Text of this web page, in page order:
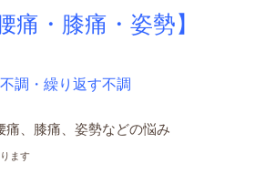
痛・膝痛・姿勢】
調・繰り返す不調
痛、膝痛、姿勢などの悩み
ます